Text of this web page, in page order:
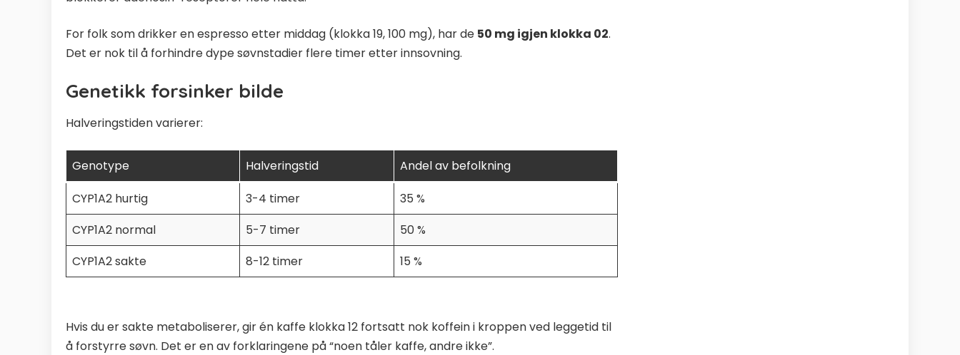
For folk som drikker en espresso etter middag (klokka 19, 100 mg), har de 50 mg igjen klokka 02.
Det er nok til å forhindre dype søvnstadier flere timer etter innsovning.
Genetikk forsinker bilde
Halveringstiden varierer:
Genotype Halveringstid
Andel av befolkning
CYP1A2 hurtig
3-4 timer
35 %
CYP1A2 normal
5-7 timer
50 %
CYP1A2 sakte
8-12 timer 15 %
Hvis du er sakte metaboliserer, gir én kaffe klokka 12 fortsatt nok koffein i kroppen ved leggetid til
å forstyrre søvn. Det er en av forklaringene på “noen tåler kaffe, andre ikke”.